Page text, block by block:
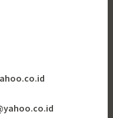
kami kirimkan ke
Sakit Dari
ah.01.15 Tahun 2019